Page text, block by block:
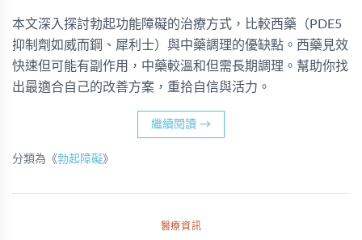
本文深入探討勃起功能障礙的治療方式，比較西藥（PDE5
抑制劑如威而鋼、犀利士）與中藥調理的優缺點。西藥見效
快速但可能有副作用，中藥較溫和但需長期調理。幫助你找
出最適合自己的改善方案，重拾自信與活力。
繼續閱讀 →
分類為《勃起障礙》
醫療資訊